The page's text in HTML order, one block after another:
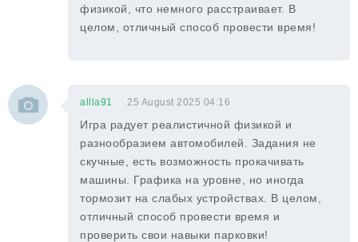
физикой, что немного расстраивает. В
целом, отличный способ провести время!
allla91 25 August 2025 04:16
Игра радует реалистичной физикой и
разнообразием автомобилей. Задания не
скучные, есть возможность прокачивать
машины. Графика на уровне, но иногда
тормозит на слабых устройствах. В целом,
отличный способ провести время и
проверить свои навыки парковки!